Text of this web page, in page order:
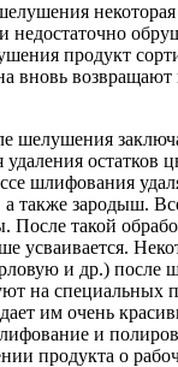
некоторая
недостаточно
продукт
вновь возвращают
шелушения
остатков
шлифования
также зародыш.
После такой
усваивается.
и др.) после
на специальных
им очень
и
продукта о